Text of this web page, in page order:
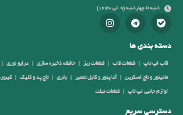
شنبه تا چهارشنبه (9 الی 16:30)
دسته بندی ها
قاب لپ تاپ قطعات قاب قطعات ریز حافظه ذخیره سازی درایو نوری
مانیتور و تاچ اسکرین آداپتور و کابل تعمیر باتری تاچ پد و کلیک
لوازم جانبی لپ تاپ قطعات تبلت
دسترسی سریع